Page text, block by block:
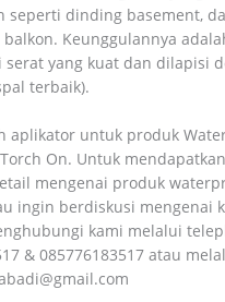
seperti dinding basement,
Keunggulannya
serat yang kuat dan dilapisi
terbaik).
aplikator untuk produk
On. Untuk
mengenai produk
ingin berdiskusi mengenai
kami melalui
& 085776183517 atau